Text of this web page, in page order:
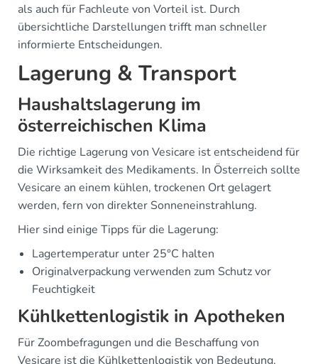
als auch für Fachleute von Vorteil ist. Durch
übersichtliche Darstellungen trifft man schneller
informierte Entscheidungen.
Lagerung & Transport
Haushaltslagerung im
österreichischen Klima
Die richtige Lagerung von Vesicare ist entscheidend für
die Wirksamkeit des Medikaments. In Österreich sollte
Vesicare an einem kühlen, trockenen Ort gelagert
werden, fern von direkter Sonneneinstrahlung.
Hier sind einige Tipps für die Lagerung:
Lagertemperatur unter 25°C halten
Originalverpackung verwenden zum Schutz vor
Feuchtigkeit
Kühlkettenlogistik in Apotheken
Für Zoombefragungen und die Beschaffung von
Vesicare ist die Kühlkettenlogistik von Bedeutung.